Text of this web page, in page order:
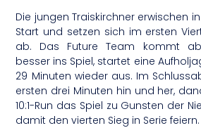
Die jungen Traiskirchner erwischen
Start und setzen sich im ersten
ab. Das Future Team kommt
besser ins Spiel, startet eine
29 Minuten wieder aus. Im
ersten drei Minuten hin und her,
10:1-Run das Spiel zu Gunsten der
damit den vierten Sieg in Serie feiern.